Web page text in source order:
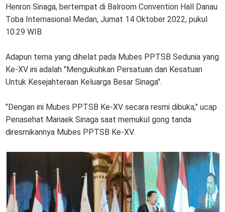
Henron Sinaga, bertempat di Balroom Convention Hall Danau
Toba Internasional Medan, Jumat 14 Oktober 2022, pukul
10.29 WIB.
Adapun tema yang dihelat pada Mubes PPTSB Sedunia yang
Ke-XV ini adalah "Mengukuhkan Persatuan dan Kesatuan
Untuk Kesejahteraan Keluarga Besar Sinaga".
"Dengan ini Mubes PPTSB Ke-XV secara resmi dibuka," ucap
Penasehat Manaek Sinaga saat memukul gong tanda
diresmikannya Mubes PPTSB Ke-XV.